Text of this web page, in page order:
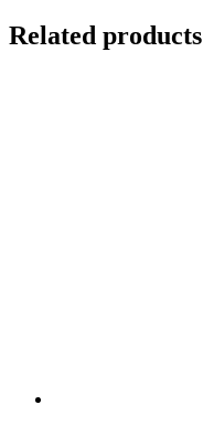
Related products